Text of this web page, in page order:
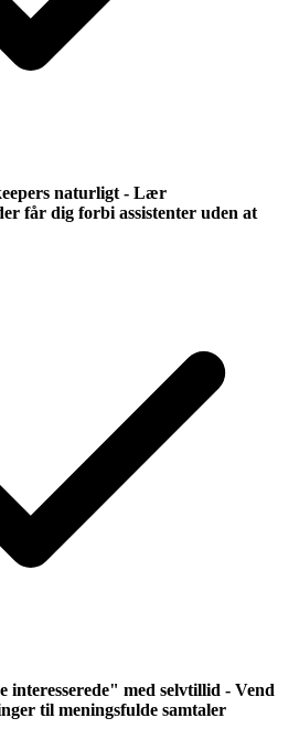
naturligt - Lær
får dig forbi assistenter uden at
med selvtillid - Vend
til meningsfulde samtaler